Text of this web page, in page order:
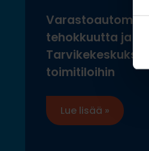
tehokkuutta ja
Tarvikekeskuksen
toimitiloihin
Lue lisää »